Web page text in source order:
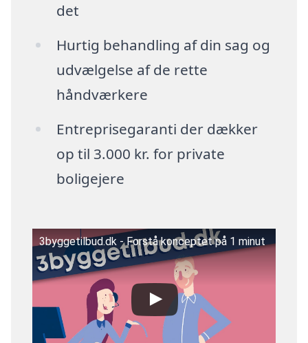
det
Hurtig behandling af din sag og
udvælgelse af de rette
håndværkere
Entreprisegaranti der dækker
op til 3.000 kr. for private
boligejere
3byggetilbud.dk - Forstå konceptet på 1 minut